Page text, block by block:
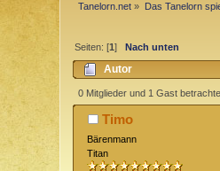
Tanelorn.net » Das Tanelorn
Seiten: [1]Nach unten
Autor
0 Mitglieder und 1 Gast
Timo
Bärenmann
Titan